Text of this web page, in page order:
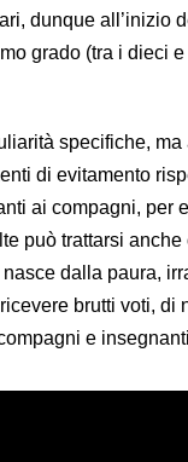
dunque all’inizio
grado (tra i dieci
specifiche, ma
di evitamento
ai compagni, per
può trattarsi anche
dalla paura,
brutti voti, di
e